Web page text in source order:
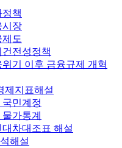
책
시장
도
전성정책
기 이후 금융규제 개혁
제지표해설
민계정
가통계
차대조표 해설
해설